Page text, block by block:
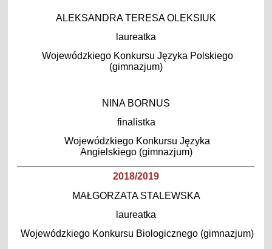
ALEKSANDRA TERESA OLEKSIUK
laureatka
Wojewódzkiego Konkursu Języka Polskiego
(gimnazjum)
NINA BORNUS
finalistka
Wojewódzkiego Konkursu Języka
Angielskiego (gimnazjum)
2018/2019
MAŁGORZATA STALEWSKA
laureatka
Wojewódzkiego Konkursu Biologicznego (gimnazjum)